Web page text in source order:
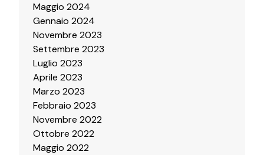
Maggio 2024
Gennaio 2024
Novembre 2023
Settembre 2023
Luglio 2023
Aprile 2023
Marzo 2023
Febbraio 2023
Novembre 2022
Ottobre 2022
Maggio 2022